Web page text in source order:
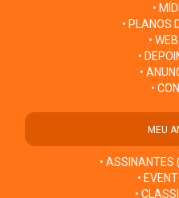
•
• PLANOS
•
•
•
•
MEU
• ASSINANTES
•
•